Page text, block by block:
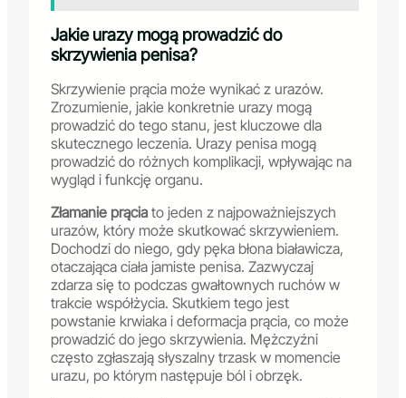
Jakie urazy mogą prowadzić do
skrzywienia penisa?
Skrzywienie prącia może wynikać z urazów.
Zrozumienie, jakie konkretnie urazy mogą
prowadzić do tego stanu, jest kluczowe dla
skutecznego leczenia. Urazy penisa mogą
prowadzić do różnych komplikacji, wpływając na
wygląd i funkcję organu.
Złamanie prącia to jeden z najpoważniejszych
urazów, który może skutkować skrzywieniem.
Dochodzi do niego, gdy pęka błona białawicza,
otaczająca ciała jamiste penisa. Zazwyczaj
zdarza się to podczas gwałtownych ruchów w
trakcie współżycia. Skutkiem tego jest
powstanie krwiaka i deformacja prącia, co może
prowadzić do jego skrzywienia. Mężczyźni
często zgłaszają słyszalny trzask w momencie
urazu, po którym następuje ból i obrzęk.